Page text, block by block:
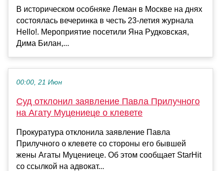
В историческом особняке Леман в Москве на днях
состоялась вечеринка в честь 23-летия журнала
Hello!. Мероприятие посетили Яна Рудковская,
Дима Билан,...
00:00, 21 Июн
Суд отклонил заявление Павла Прилучного
на Агату Муцениеце о клевете
Прокуратура отклонила заявление Павла
Прилучного о клевете со стороны его бывшей
жены Агаты Муцениеце. Об этом сообщает StarHit
со ссылкой на адвокат...